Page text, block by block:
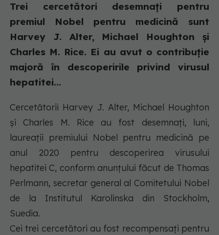
Trei cercetători desemnați pentru
premiul Nobel pentru medicină sunt
Harvey J. Alter, Michael Houghton şi
Charles M. Rice. Ei au avut o contribuție
majoră în descoperirile privind virusul
hepatitei...
Cercetătorii Harvey J. Alter, Michael Houghton
şi Charles M. Rice au fost desemnaţi, luni,
laureaţii premiului Nobel pentru medicină pe
anul 2020 pentru descoperirea virusului
hepatitei C, conform anunţului făcut de Thomas
Perlmann, secretar general al Comitetului Nobel
de la Institutul Karolinska din Stockholm,
Suedia.
Cei trei cercetători au fost recompensaţi pentru